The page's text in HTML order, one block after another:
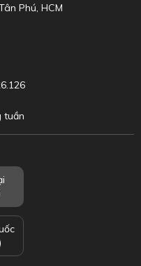
Phú, HCM
tuần